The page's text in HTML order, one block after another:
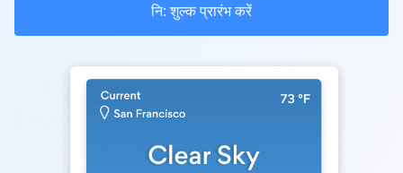
नि: शुल्क प्रारंभ करें